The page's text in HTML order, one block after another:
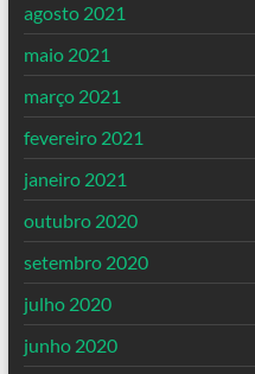
agosto 2021
maio 2021
março 2021
fevereiro 2021
janeiro 2021
outubro 2020
setembro 2020
julho 2020
junho 2020